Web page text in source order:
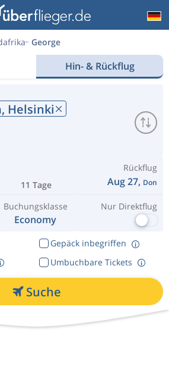
George
Hin- & Rückflug
Helsinki
11 Tage
Rückflug
Aug 27, Don
Buchungsklasse
Economy
Nur Direktflug
Gepäck inbegriffen
Umbuchbare Tickets
Suche